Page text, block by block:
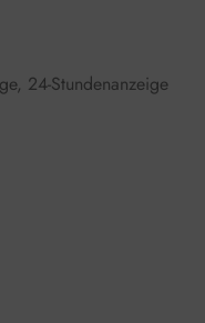
24-Stundenanzeige